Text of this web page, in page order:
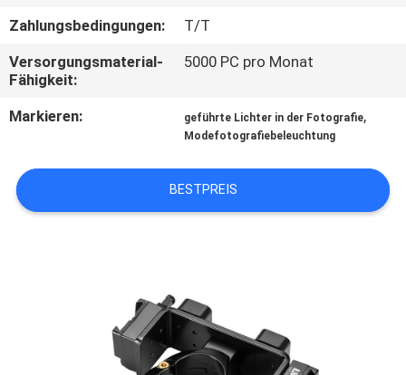
TRETEN
SIE
MIT
IN
VERBINDUNG
Zahlungsbedingungen:
T/T
Versorgungsmaterial-
Fähigkeit:
5000 PC pro Monat
Markieren: geführte Lichter in der Fotografie,
Modefotografiebeleuchtung
BESTPREIS